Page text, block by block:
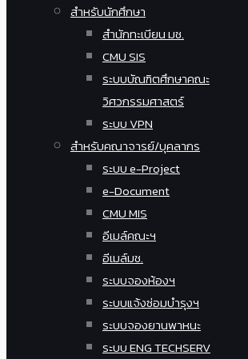
สำหรับนักศึกษา
สำนักทะเบียน มช.
CMU SIS
ระบบบัณฑิตศึกษาคณะ
วิศวกรรมศาสตร์
ระบบ VPN
สำหรับคณาจารย์/บุคลากร
ระบบ e-Project
e-Document
CMU MIS
อีเมล์คณะฯ
อีเมล์มช.
ระบบจองห้องฯ
ระบบแจ้งซ่อมบำรุงฯ
ระบบจองยานพาหนะ
ระบบ ENG TECHSERV